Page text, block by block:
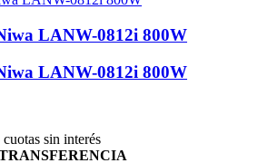
LANW-0812i 800W
LANW-0812i 800W
sin interés